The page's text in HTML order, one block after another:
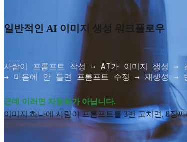
일반적인 AI 이미지 생성 워크플로우
사람이 프롬프트 작성 → AI가 이미지 생성 →
→ 마음에 안 들면 프롬프트 수정 → 재생성 →
근데 이러면 자동화가 아닙니다.
이미지 하나에 사람이 프롬프트를 3번 고치면, 8장